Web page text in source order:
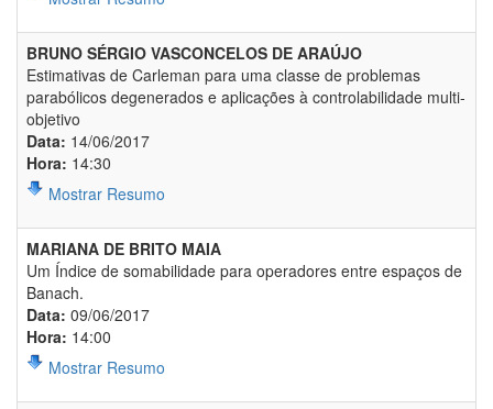
BRUNO SÉRGIO VASCONCELOS DE ARAÚJO
Estimativas de Carleman para uma classe de problemas
parabólicos degenerados e aplicações à controlabilidade multi-
objetivo
Data: 14/06/2017
Hora: 14:30
Mostrar Resumo
MARIANA DE BRITO MAIA
Um Índice de somabilidade para operadores entre espaços de
Banach.
Data: 09/06/2017
Hora: 14:00
Mostrar Resumo